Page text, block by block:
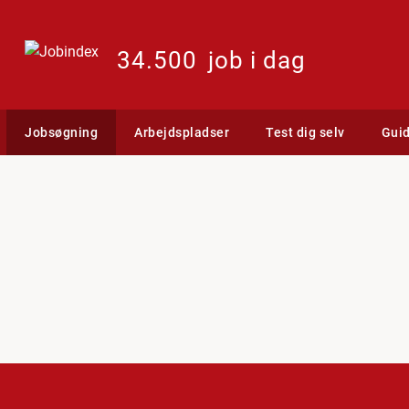
34.500 job i dag
Jobsøgning Arbejdspladser Test dig selv